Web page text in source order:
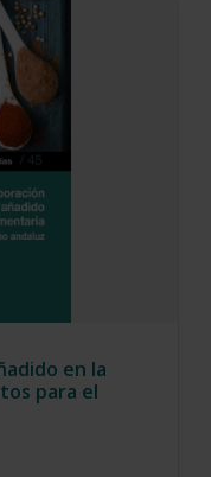
en la
para el